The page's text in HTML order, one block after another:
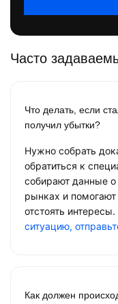
Часто
Что делать, если
получил убытки?
Нужно собрать
обратиться к
собирают данные
рынках и
отстоять интересы.
ситуацию,
Как должен